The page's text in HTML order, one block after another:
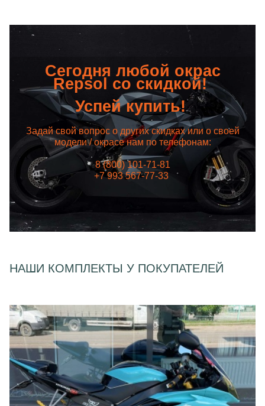
Сегодня любой окрас
Repsol со скидкой!
Успей купить!
Задай свой вопрос о других скидках или о своей
модели / окрасе нам по телефонам:
8 (800) 101-71-81
+7 993 567-77-33
НАШИ КОМПЛЕКТЫ У ПОКУПАТЕЛЕЙ